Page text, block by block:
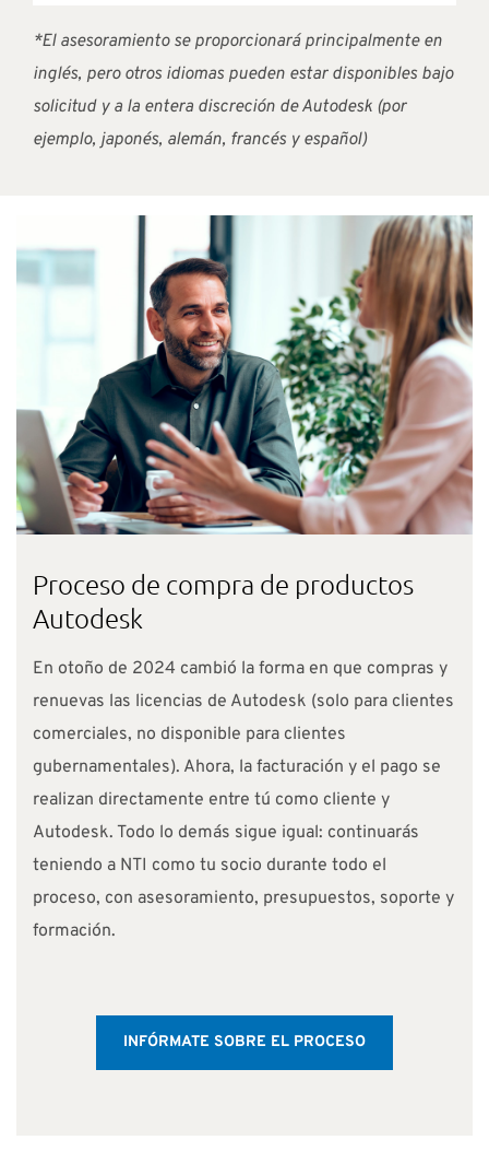
*El asesoramiento se proporcionará principalmente en
inglés, pero otros idiomas pueden estar disponibles bajo
solicitud y a la entera discreción de Autodesk (por
ejemplo, japonés, alemán, francés y español)
Proceso de compra de productos
Autodesk
En otoño de 2024 cambió la forma en que compras y
renuevas las licencias de Autodesk (solo para clientes
comerciales, no disponible para clientes
gubernamentales). Ahora, la facturación y el pago se
realizan directamente entre tú como cliente y
Autodesk. Todo lo demás sigue igual: continuarás
teniendo a NTI como tu socio durante todo el
proceso, con asesoramiento, presupuestos, soporte y
formación.
INFÓRMATE SOBRE EL PROCESO